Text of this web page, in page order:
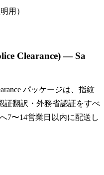
用）
Clearance) — Sa
パッケージは、指紋
証翻訳・外務省認証をすべ
7〜14営業日以内に配送し